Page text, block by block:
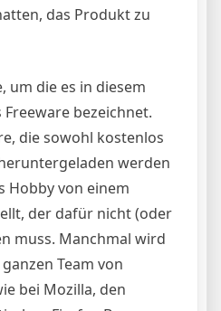
das Produkt zu
um die es in diesem
bezeichnet.
die sowohl kostenlos
werden
Hobby von einem
der dafür nicht (oder
muss. Manchmal wird
Team von
bei Mozilla, den